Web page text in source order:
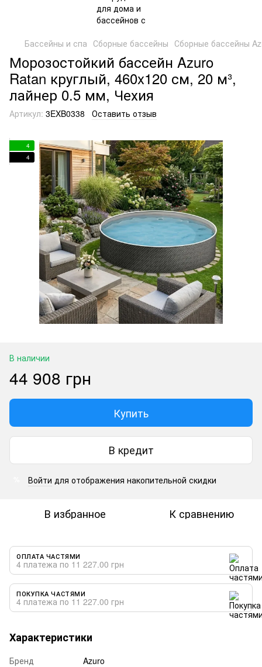
Бассейны и спа Сборные бассейны Сборные бассейны
Морозостойкий бассейн Azuro
Ratan круглый, 460x120 см, 20 м³,
лайнер 0.5 мм, Чехия
Артикул: 3EXB0338 Оставить отзыв
4
4
В наличии
44 908 грн
Купить
В кредит
Войти для отображения накопительной скидки
В избранное К сравнению
ОПЛАТА ЧАСТЯМИ
4 платежа по 11 227.00 грн
ПОКУПКА ЧАСТЯМИ
4 платежа по 11 227.00 грн
Характеристики
Бренд
Azuro